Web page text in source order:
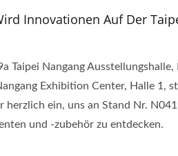
Innovationen Auf Der
Taipei Nangang
Exhibition Center, Halle 1,
herzlich ein, uns an Stand Nr.
und -zubehör zu entdecken.